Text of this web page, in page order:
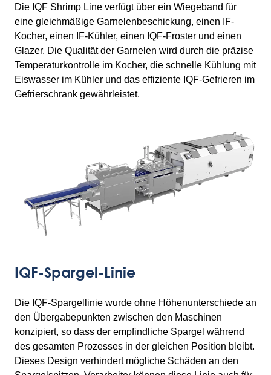
Die IQF Shrimp Line verfügt über ein Wiegeband für
eine gleichmäßige Garnelenbeschickung, einen IF-
Kocher, einen IF-Kühler, einen IQF-Froster und einen
Glazer. Die Qualität der Garnelen wird durch die präzise
Temperaturkontrolle im Kocher, die schnelle Kühlung mit
Eiswasser im Kühler und das effiziente IQF-Gefrieren im
Gefrierschrank gewährleistet.
IQF-Spargel-Linie
Die IQF-Spargellinie wurde ohne Höhenunterschiede an
den Übergabepunkten zwischen den Maschinen
konzipiert, so dass der empfindliche Spargel während
des gesamten Prozesses in der gleichen Position bleibt.
Dieses Design verhindert mögliche Schäden an den